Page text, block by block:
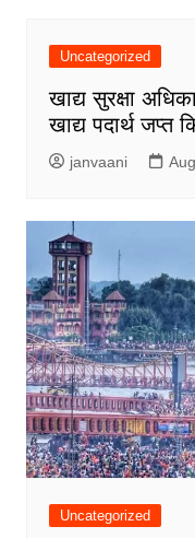
Uncategorized
खाद्य सुरक्षा
खाद्य पदार्थ जप्त
janvaani
Uncategorized